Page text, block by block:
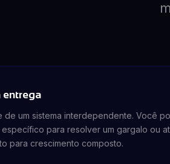
entrega
de um sistema interdependente. Você
específico para resolver um gargalo ou
para crescimento composto.